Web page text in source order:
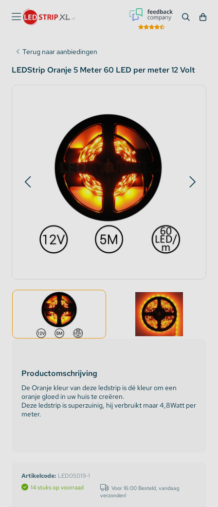
Terug naar aanbiedingen
LEDStrip Oranje 5 Meter 60 LED per meter 12 Volt
Productomschrijving
De Oranje kleur van deze ledstrip is dé kleur om een
oranje gloed in uw huis te creëren.
Deze ledstrip is superzuinig, hij verbruikt maar 4,8Watt per
meter.
Artikelcode: LED05019-1
14 stuks op voorraad
Voor 16:00 Besteld, vandaag
verzonden!